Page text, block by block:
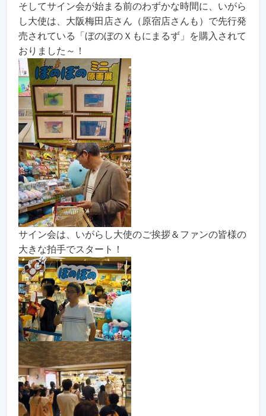
そしてサイン会が始まる前のわずかな時間に、いがら
し大使は、大阪梅田店さん（原宿店さんも）で先行発
売されている「ぼのぼのＸもにまるず」を購入されて
おりました～！
サイン会は、いがらし大使のご挨拶＆ファンの皆様の
大きな拍手でスタート！